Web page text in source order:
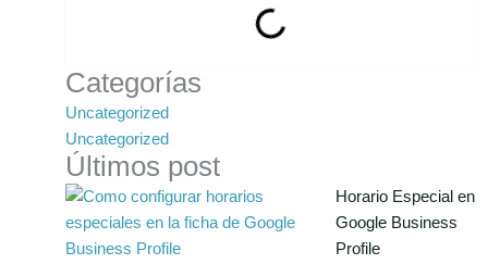
Categorías
Uncategorized
Uncategorized
Últimos post
Horario Especial en
Google Business
Profile